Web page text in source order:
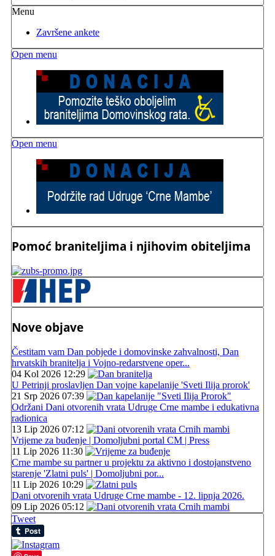
Menu
Završene ankete
Open menu
Open menu
Pomoć braniteljima i njihovim obiteljima
Nove objave
Čestitam vam Dan pobjede i domovinske zahvalnosti, Dan
hrvatskih branitelja i Vojno-redarstvene oper...
04 Kol 2026 12:29
U Petrinji proslavljen Dan vojne kapelanije 'Sveti Ilija prorok'
21 Srp 2026 07:39
Održani Dani otvorenih vrata Udruge Crne mambe i edukativna
radionica
13 Lip 2026 07:12
Vrijeme za buđenje | Domoljubni portal CM | Press
11 Lip 2026 11:30
Crne mambe su partner u projektu za aktivno i dostojanstveno
starenje 'Zlatni puls' | Domoljubni por...
11 Lip 2026 10:29
Dani otvorenih vrata Udruge Crne mambe - 12. lipnja 2026.
09 Lip 2026 05:12
Tweet